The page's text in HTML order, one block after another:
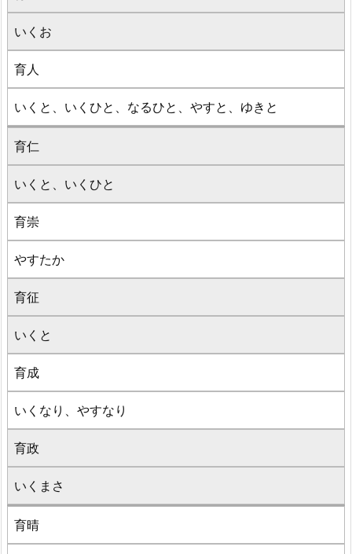
いくお
育人
いくと、いくひと、なるひと、やすと、ゆきと
育仁
いくと、いくひと
育崇
やすたか
育征
いくと
育成
いくなり、やすなり
育政
いくまさ
育晴